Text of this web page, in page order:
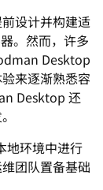
设计并构建适
。然而，许多
Desktop
来逐渐熟悉容
Desktop 还
地环境中进行
团队置备基础